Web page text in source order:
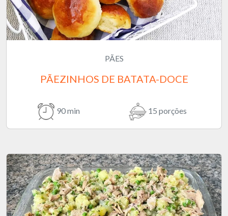
PÃES
PÃEZINHOS DE BATATA-DOCE
90 min 15 porções